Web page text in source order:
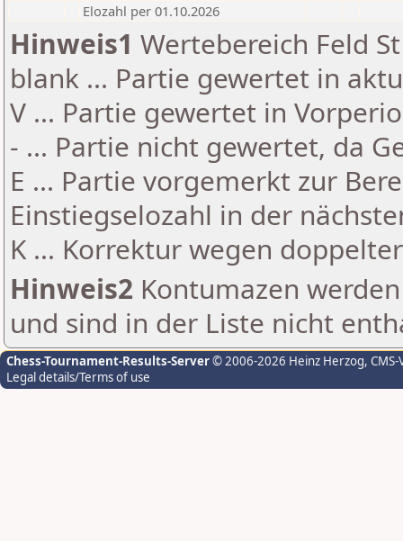
Elozahl per 01.10.2026
Hinweis1 Wertebereich Feld
blank ... Partie gewertet in
V ... Partie gewertet in
- ... Partie nicht gewertet, da
E ... Partie vorgemerkt zur
Einstiegselozahl in der
K ... Korrektur wegen
Hinweis2 Kontumazen
und sind in der Liste nicht
Chess-Tournament-Results-Server© 2006-2026 Heinz Herzog,
Legal details/Terms of use